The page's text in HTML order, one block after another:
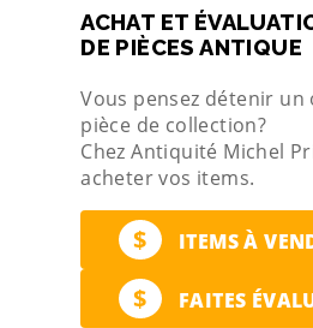
ACHAT ET
DE PIÈCES ANTIQUE
Vous pensez détenir
pièce de collection?
Chez Antiquité Michel
acheter vos items.
$ ITEMS À
$ FAITES